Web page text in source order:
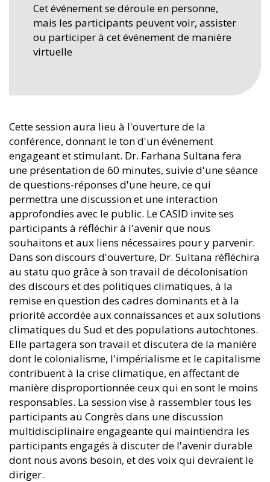
Cet événement se déroule en personne,
mais les participants peuvent voir, assister
ou participer à cet événement de manière
virtuelle
Cette session aura lieu à l'ouverture de la
conférence, donnant le ton d'un événement
engageant et stimulant. Dr. Farhana Sultana fera
une présentation de 60 minutes, suivie d'une séance
de questions-réponses d'une heure, ce qui
permettra une discussion et une interaction
approfondies avec le public. Le CASID invite ses
participants à réfléchir à l'avenir que nous
souhaitons et aux liens nécessaires pour y parvenir.
Dans son discours d'ouverture, Dr. Sultana réfléchira
au statu quo grâce à son travail de décolonisation
des discours et des politiques climatiques, à la
remise en question des cadres dominants et à la
priorité accordée aux connaissances et aux solutions
climatiques du Sud et des populations autochtones.
Elle partagera son travail et discutera de la manière
dont le colonialisme, l'impérialisme et le capitalisme
contribuent à la crise climatique, en affectant de
manière disproportionnée ceux qui en sont le moins
responsables. La session vise à rassembler tous les
participants au Congrès dans une discussion
multidisciplinaire engageante qui maintiendra les
participants engagés à discuter de l'avenir durable
dont nous avons besoin, et des voix qui devraient le
diriger.